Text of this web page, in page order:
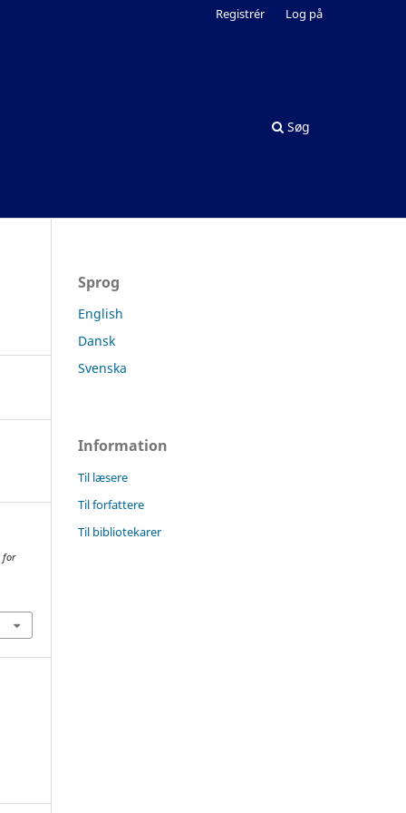
Søg
Registrér Log på
for
Sprog
English
Dansk
Svenska
Information
Til læsere
Til forfattere
Til bibliotekarer